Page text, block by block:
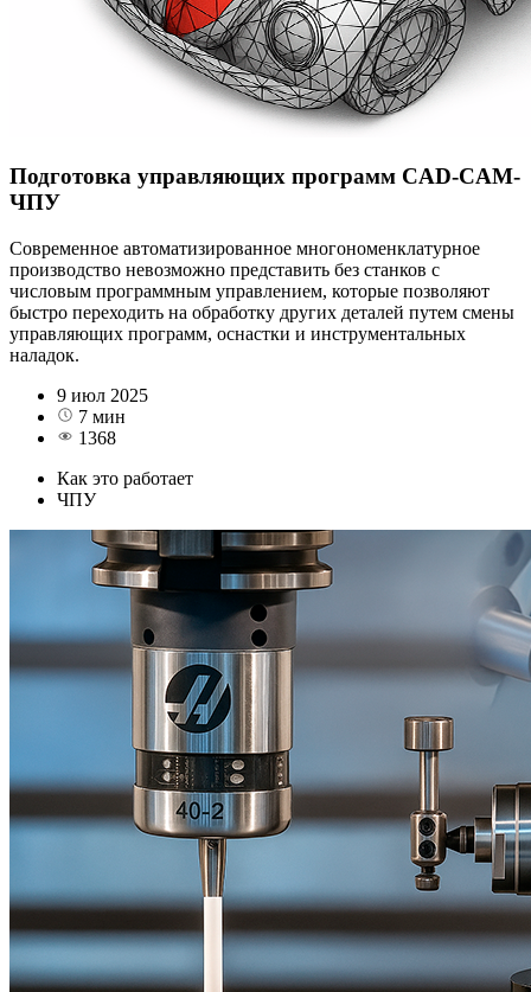
Подготовка управляющих программ CAD-CAM-
ЧПУ
Современное автоматизированное многономенклатурное
производство невозможно представить без станков с
числовым программным управлением, которые позволяют
быстро переходить на обработку других деталей путем смены
управляющих программ, оснастки и инструментальных
наладок.
9 июл 2025
7 мин
1368
Как это работает
ЧПУ